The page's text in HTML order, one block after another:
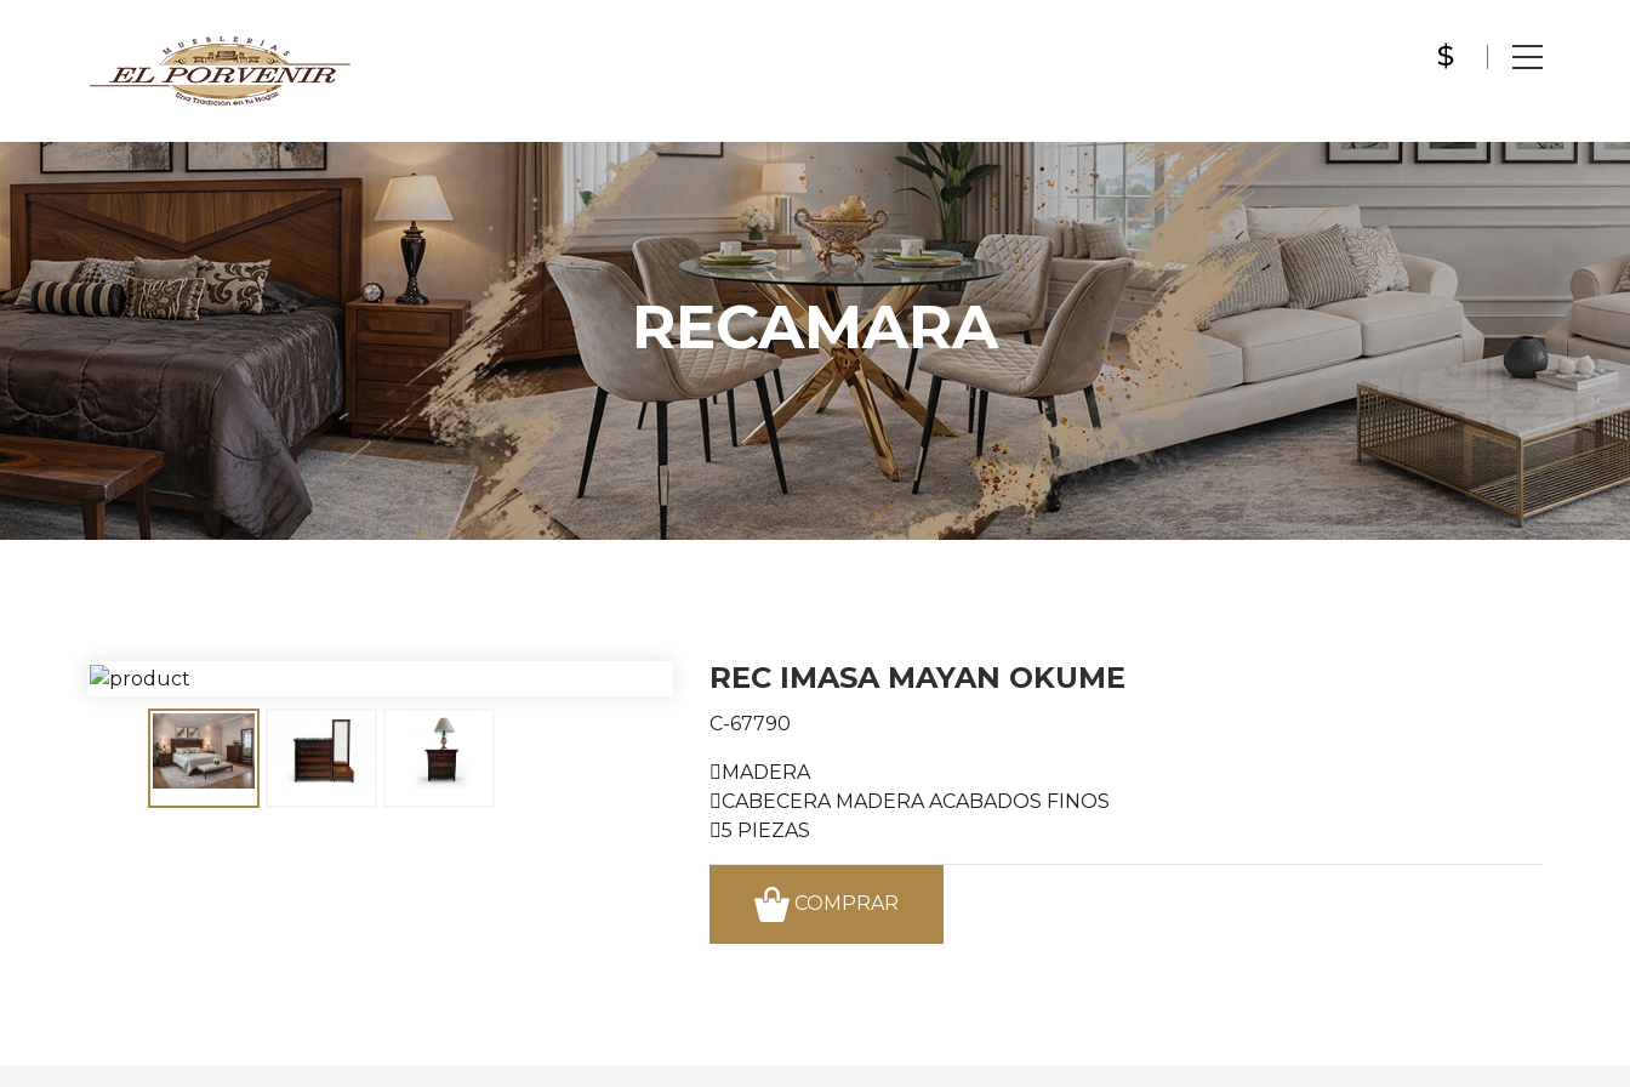
RECAMARA
REC IMASA MAYAN OKUME
C-67790
MADERA
CABECERA MADERA ACABADOS FINOS
5 PIEZAS
COMPRAR